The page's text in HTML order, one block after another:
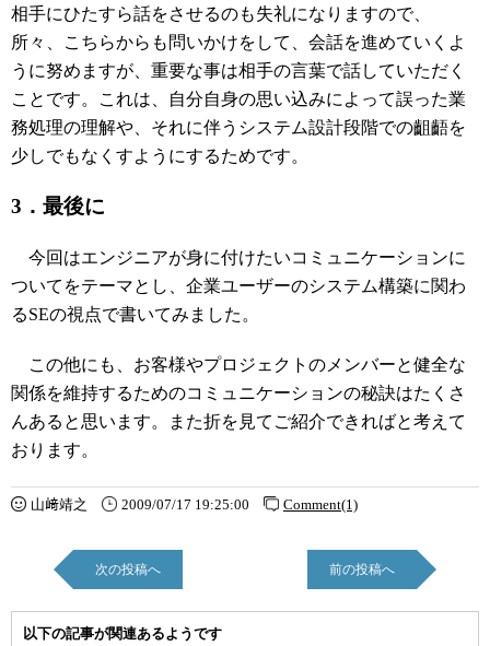
相手にひたすら話をさせるのも失礼になりますので、
所々、こちらからも問いかけをして、会話を進めていくよ
うに努めますが、重要な事は相手の言葉で話していただく
ことです。これは、自分自身の思い込みによって誤った業
務処理の理解や、それに伴うシステム設計段階での齟齬を
少しでもなくすようにするためです。
3．最後に
今回はエンジニアが身に付けたいコミュニケーションに
ついてをテーマとし、企業ユーザーのシステム構築に関わ
るSEの視点で書いてみました。
この他にも、お客様やプロジェクトのメンバーと健全な
関係を維持するためのコミュニケーションの秘訣はたくさ
んあると思います。また折を見てご紹介できればと考えて
おります。
山﨑靖之 2009/07/17 19:25:00 Comment(1)
次の投稿へ 前の投稿へ
以下の記事が関連あるようです